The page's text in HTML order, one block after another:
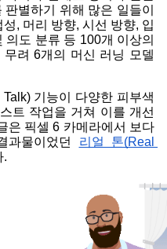
별하기 위해 많은 일들이
, 머리 방향, 시선 방향, 입
의도 분류 등 100개 이상의
려 6개의 머신 러닝 모델
기능이 다양한 피부색
트 작업을 거쳐 이를 개선
은 픽셀 6 카메라에서 보다
과물이었던 리얼 톤(Real
.